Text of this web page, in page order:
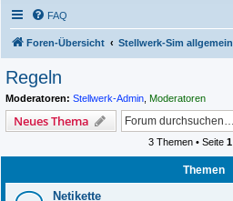
FAQ
Foren-Übersicht Stellwerk-Sim allgemein
Regeln
Moderatoren: Stellwerk-Admin Moderatoren
Neues Thema
3 Themen • Seite 1
Themen
Netikette